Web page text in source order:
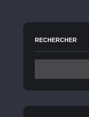
RECHERCHER